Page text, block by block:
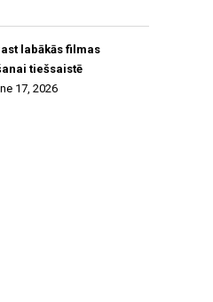
labākās filmas
tiešsaistē
17, 2026